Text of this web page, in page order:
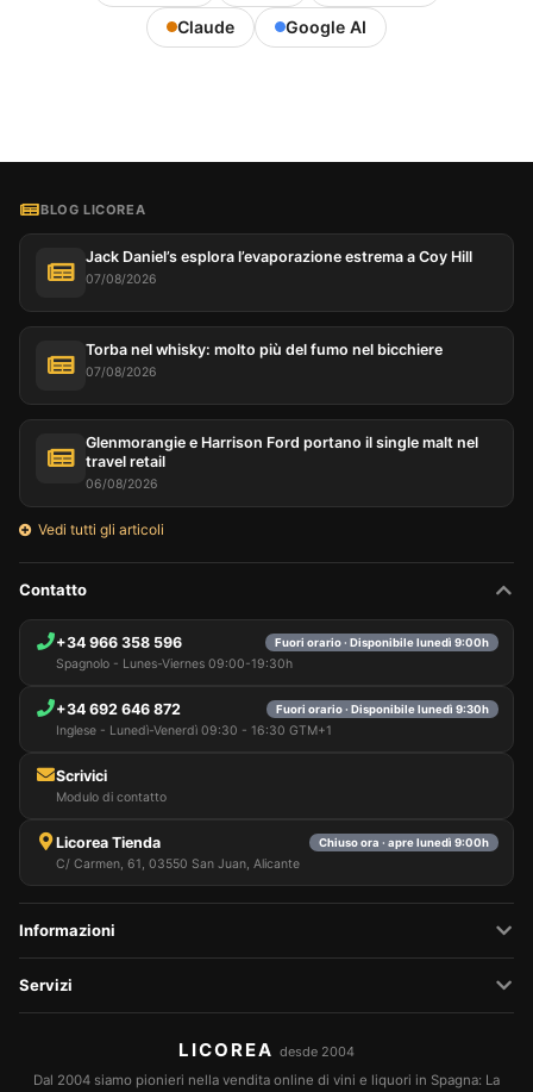
Claude
Google AI
BLOG LICOREA
Jack Daniel’s esplora l’evaporazione estrema a Coy Hill
07/08/2026
Torba nel whisky: molto più del fumo nel bicchiere
07/08/2026
Glenmorangie e Harrison Ford portano il single malt nel
travel retail
06/08/2026
Vedi tutti gli articoli
Contatto
+34 966 358 596 Fuori orario · Disponibile lunedì 9:00h
Spagnolo - Lunes-Viernes 09:00-19:30h
+34 692 646 872 Fuori orario · Disponibile lunedì 9:30h
Inglese - Lunedì-Venerdì 09:30 - 16:30 GTM+1
Scrivici
Modulo di contatto
Licorea Tienda Chiuso ora · apre lunedì 9:00h
C/ Carmen, 61, 03550 San Juan, Alicante
Informazioni
Servizi
LICOREA desde 2004
Dal 2004 siamo pionieri nella vendita online di vini e liquori in Spagna: La